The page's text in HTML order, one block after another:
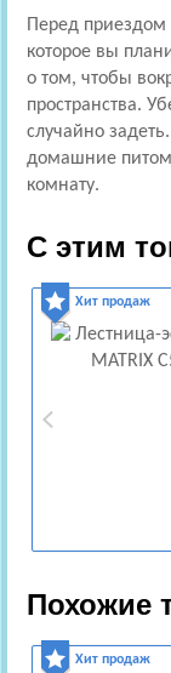
Перед приездом
которое вы
о том, чтобы
пространства.
случайно
домашние
комнату.
С этим
Хит продаж
Похожие
Хит продаж